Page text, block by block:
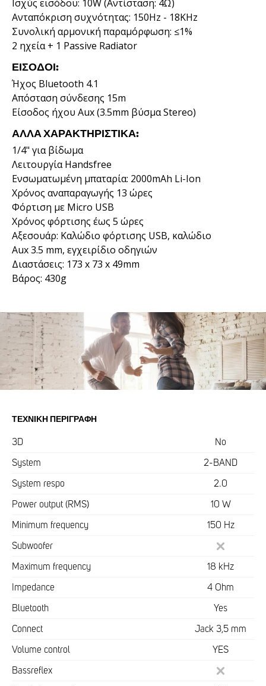
Ισχύς εισόδου: 10W (Αντίσταση: 4Ω)
Ανταπόκριση συχνότητας: 150Hz - 18KHz
Συνολική αρμονική παραμόρφωση: ≤1%
2 ηχεία + 1 Passive Radiator
ΕΊΣΟΔΟΙ:
Ήχος Bluetooth 4.1
Απόσταση σύνδεσης 15m
Είσοδος ήχου Aux (3.5mm βύσμα Stereo)
ΆΛΛΑ ΧΑΡΑΚΤΗΡΙΣΤΙΚΆ:
1/4" για βίδωμα
Λειτουργία Handsfree
Ενσωματωμένη μπαταρία: 2000mAh Li-Ion
Χρόνος αναπαραγωγής 13 ώρες
Φόρτιση με Micro USB
Χρόνος φόρτισης έως 5 ώρες
Αξεσουάρ: Καλώδιο φόρτισης USB, καλώδιο
Aux 3.5 mm, εγχειρίδιο οδηγιών
Διαστάσεις: 173 x 73 x 49mm
Βάρος: 430g
ΤΕΧΝΙΚΉ ΠΕΡΙΓΡΑΦΉ
3D No
System 2-BAND
System respo 2.0
Power output (RMS) 10 W
Minimum frequency 150 Hz
Subwoofer
Maximum frequency 18 kHz
Impedance 4 Ohm
Bluetooth Yes
Connect Jack 3,5 mm
Volume control YES
Bassreflex